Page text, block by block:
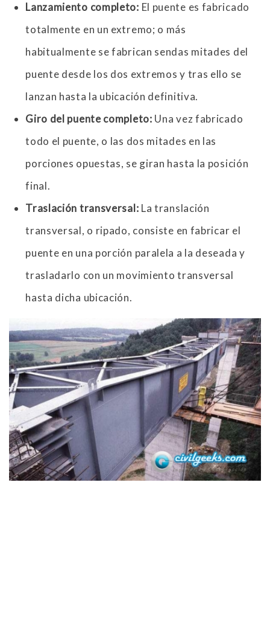
Lanzamiento completo: El puente es fabricado
totalmente en un extremo; o más
habitualmente se fabrican sendas mitades del
puente desde los dos extremos y tras ello se
lanzan hasta la ubicación definitiva.
Giro del puente completo: Una vez fabricado
todo el puente, o las dos mitades en las
porciones opuestas, se giran hasta la posición
final.
Traslación transversal: La translación
transversal, o ripado, consiste en fabricar el
puente en una porción paralela a la deseada y
trasladarlo con un movimiento transversal
hasta dicha ubicación.